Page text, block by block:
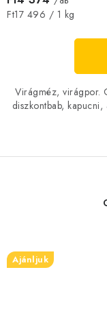
Egységár:
Ft17 496 / 1 kg
Virágméz, virágpor.
diszkontbab,
Ajánljuk